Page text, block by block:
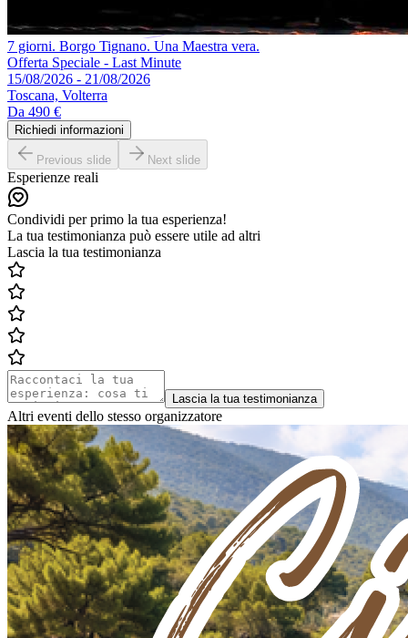
7 giorni. Borgo Tignano. Una Maestra vera.
Offerta Speciale - Last Minute
15/08/2026 - 21/08/2026
Toscana, Volterra
Da 490 €
Richiedi informazioni
Previous slide Next slide
Esperienze reali
Condividi per primo la tua esperienza!
La tua testimonianza può essere utile ad altri
Lascia la tua testimonianza
Lascia la tua testimonianza
Altri eventi dello stesso organizzatore